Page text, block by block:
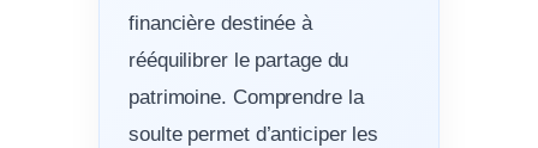
financière destinée à
rééquilibrer le partage du
patrimoine. Comprendre la
soulte permet d’anticiper les